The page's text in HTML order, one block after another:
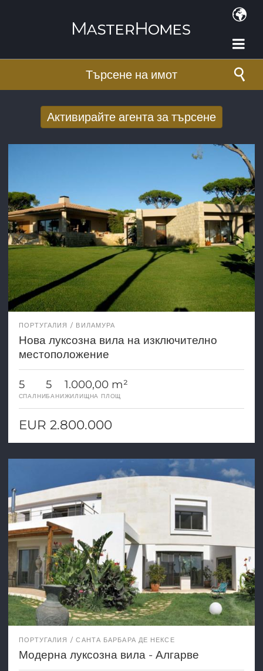
Търсене на имот
Активирайте агента за търсене
търсенето по имейл
ПОРТУГАЛИЯ ВИЛАМУРА
Нова луксозна вила на изключително
местоположение
5
СПАЛНИ
5
БАНИ
1.000,00 m²
ЖИЛИЩНА ПЛОЩ
EUR 2.800.000
ПОРТУГАЛИЯ САНТА БАРБАРА ДЕ НЕКСЕ
Модерна луксозна вила - Алгарве